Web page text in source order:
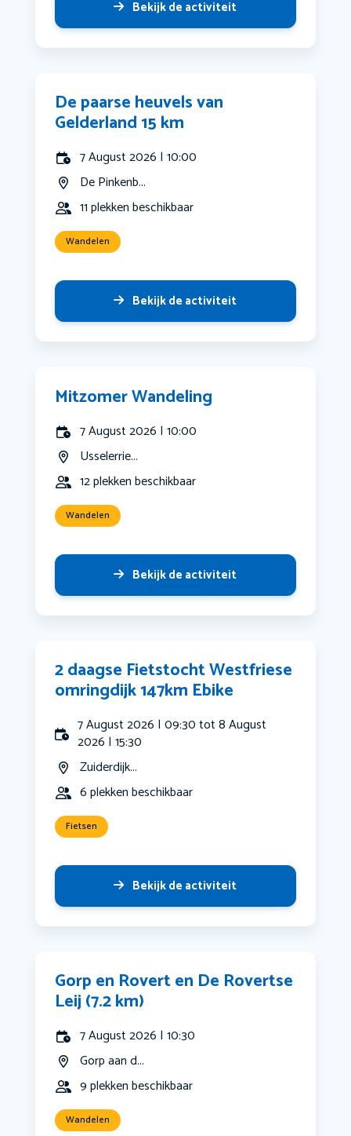
Bekijk de activiteit
De paarse heuvels van
Gelderland 15 km
7 August 2026 | 10:00
De Pinkenb...
11 plekken beschikbaar
Wandelen
Bekijk de activiteit
Mitzomer Wandeling
7 August 2026 | 10:00
Usselerrie...
12 plekken beschikbaar
Wandelen
Bekijk de activiteit
2 daagse Fietstocht Westfriese
omringdijk 147km Ebike
7 August 2026 | 09:30 tot 8 August
2026 | 15:30
Zuiderdijk...
6 plekken beschikbaar
Fietsen
Bekijk de activiteit
Gorp en Rovert en De Rovertse
Leij (7.2 km)
7 August 2026 | 10:30
Gorp aan d...
9 plekken beschikbaar
Wandelen